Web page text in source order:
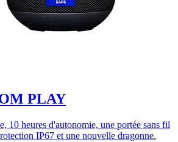
PLAY
10 heures d'autonomie, une portée sans fil
IP67 et une nouvelle dragonne.